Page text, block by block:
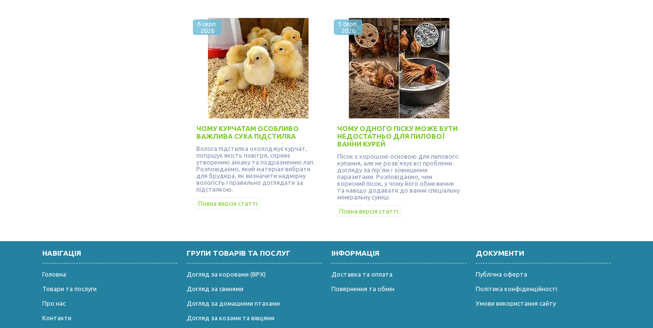
6 серп.
2026
ЧОМУ КУРЧАТАМ ОСОБЛИВО
ВАЖЛИВА СУХА ПІДСТИЛКА
Волога підстилка охолоджує курчат,
погіршує якість повітря, сприяє
утворенню аміаку та подразненню лап.
Розповідаємо, який матеріал вибрати
для брудера, як визначити надмірну
вологість і правильно доглядати за
підстилкою.
Повна версія статті
5 серп.
2026
ЧОМУ ОДНОГО ПІСКУ МОЖЕ БУТИ
НЕДОСТАТНЬО ДЛЯ ПИЛОВОЇ
ВАННИ КУРЕЙ
Пісок є хорошою основою для пилового
купання, але не розв’язує всі проблеми
догляду за пір’ям і зовнішніми
паразитами. Розповідаємо, чим
корисний пісок, у чому його обмеження
та навіщо додавати до ванни спеціальну
мінеральну суміш.
Повна версія статті
НАВІГАЦІЯ
Головна
Товари та послуги
Про нас
Контакти
ГРУПИ ТОВАРІВ ТА ПОСЛУГ
Догляд за коровами (ВРХ)
Догляд за свинями
Догляд за домашніми птахами
Догляд за козами та вівцями
ІНФОРМАЦІЯ
Доставка та оплата
Повернення та обмін
ДОКУМЕНТИ
Публічна оферта
Політика конфіденційності
Умови використання сайту